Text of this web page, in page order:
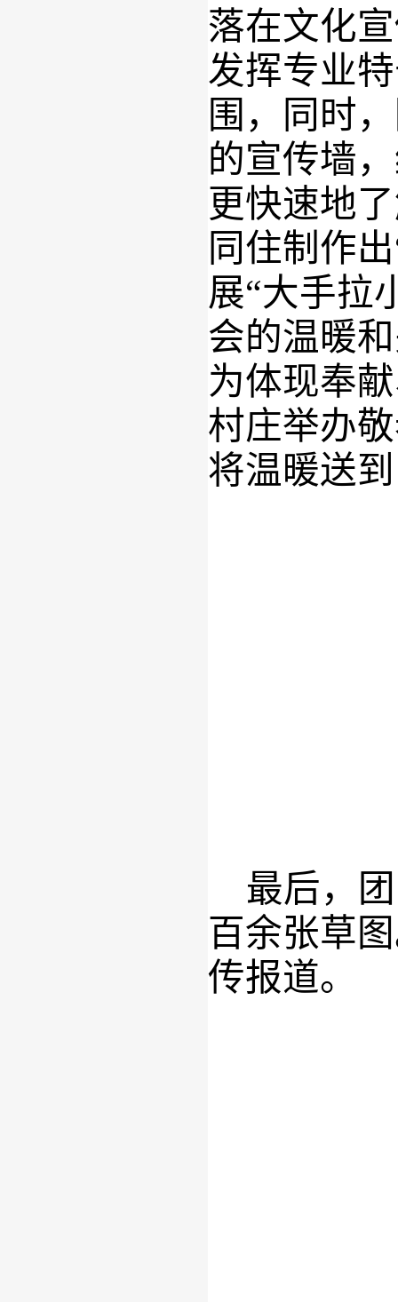
落在文化
发挥专业
围 ， 同时，
的宣传墙，
更快速地
同住制作
展“大手拉
会的温暖
为体现奉献
村庄举办
将温暖送
最后，
百余张草图
传报道。